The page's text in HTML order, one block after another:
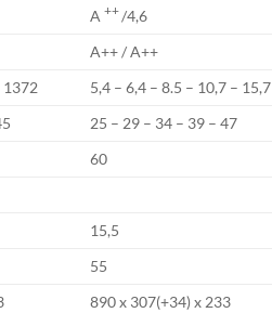
A++/4,6
A++ / A++
1372
5,4 – 6,4 – 8.5 – 10,7 – 15,7
25 – 29 – 34 – 39 – 47
60
15,5
55
890 x 307(+34) x 233